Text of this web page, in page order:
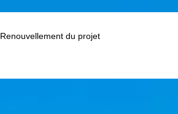
Renouvellement du projet